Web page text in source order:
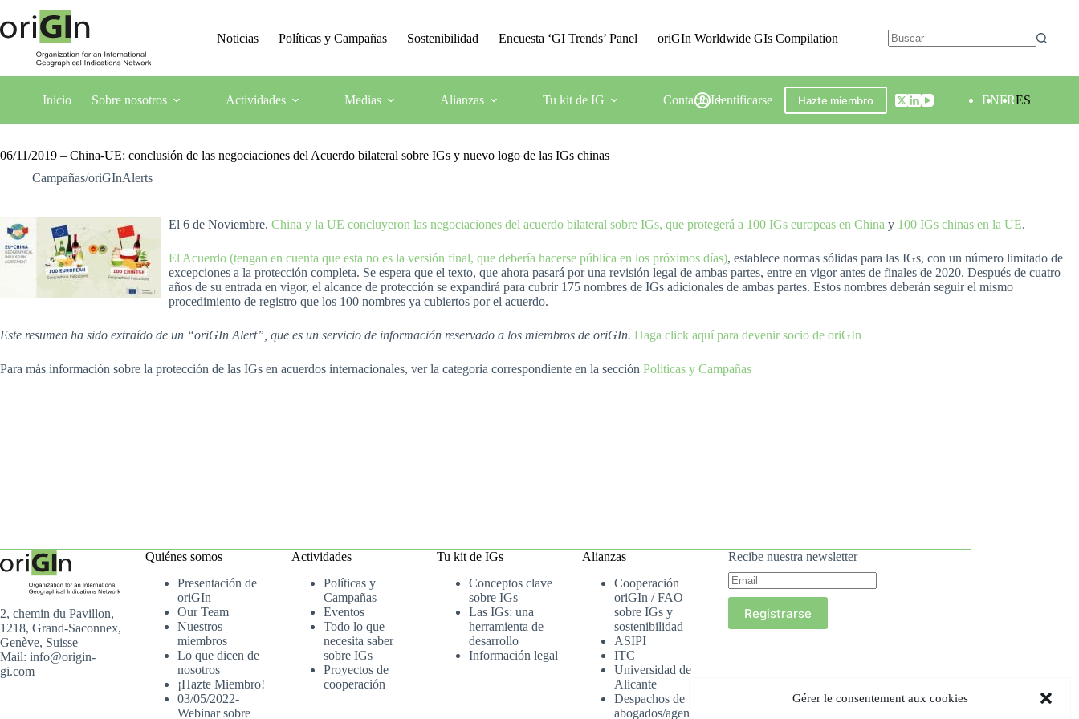
Gérer le consentement aux cookies
Noticias Políticas y Campañas Sostenibilidad Encuesta ‘GI Trends’ Panel oriGIn Worldwide GIs Compilation
Inicio Sobre nosotros Actividades Medias Alianzas Tu kit de IG ContactoIdentificarse Hazte miembro ENFRES
06/11/2019 – China-UE: conclusión de las negociaciones del Acuerdo bilateral sobre IGs y nuevo logo de las IGs chinas
Campañas/oriGInAlerts
El 6 de Noviembre, China y la UE concluyeron las negociaciones del acuerdo bilateral sobre IGs, que protegerá a 100 IGs europeas en China y 100 IGs chinas en la UE.
El Acuerdo (tengan en cuenta que esta no es la versión final, que debería hacerse pública en los próximos días), establece normas sólidas para las IGs, con un número limitado de
excepciones a la protección completa. Se espera que el texto, que ahora pasará por una revisión legal de ambas partes, entre en vigor antes de finales de 2020. Después de cuatro
años de su entrada en vigor, el alcance de protección se expandirá para cubrir 175 nombres de IGs adicionales de ambas partes. Estos nombres deberán seguir el mismo
procedimiento de registro que los 100 nombres ya cubiertos por el acuerdo.
Este resumen ha sido extraído de un “oriGIn Alert”, que es un servicio de información reservado a los miembros de oriGIn. Haga click aquí para devenir socio de oriGIn
Para más información sobre la protección de las IGs en acuerdos internacionales, ver la categoria correspondiente en la sección Políticas y Campañas
2, chemin du Pavillon,
1218, Grand-Saconnex,
Genève, Suisse
Mail: info@origin-
gi.com
Quiénes somos
Presentación de
oriGIn
Our Team
Nuestros
miembros
Lo que dicen de
nosotros
¡Hazte Miembro!
03/05/2022-
Webinar sobre
Actividades
Políticas y
Campañas
Eventos
Todo lo que
necesita saber
sobre IGs
Proyectos de
cooperación
Tu kit de IGs
Conceptos clave
sobre IGs
Las IGs: una
herramienta de
desarrollo
Información legal
Alianzas
Cooperación
oriGIn / FAO
sobre IGs y
sostenibilidad
ASIPI
ITC
Universidad de
Alicante
Despachos de
abogados/agenci
Recibe nuestra newsletter
Registrarse